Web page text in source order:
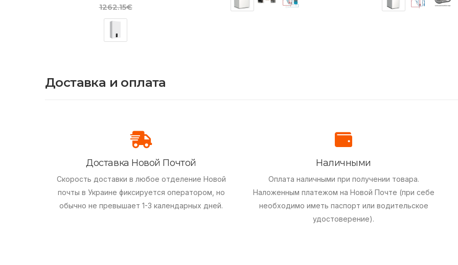
1262.15€
Доставка и оплата
Доставка Новой Почтой
Скорость доставки в любое отделение Новой
почты в Украине фиксируется оператором, но
обычно не превышает 1-3 календарных дней.
Наличными
Оплата наличными при получении товара.
Наложенным платежом на Новой Почте (при себе
необходимо иметь паспорт или водительское
удостоверение).